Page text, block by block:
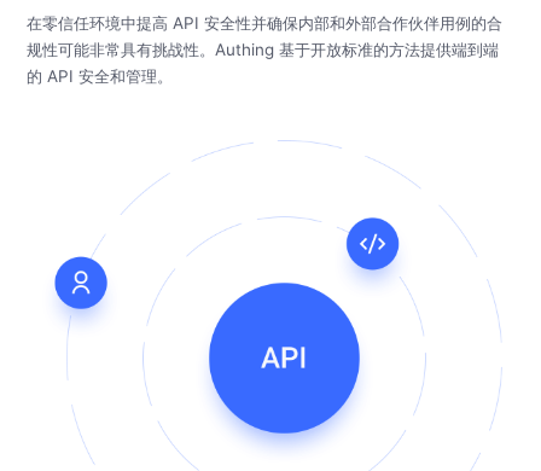
在零信任环境中提高 API 安全性并确保内部和外部合作伙伴用例的合
规性可能非常具有挑战性。Authing 基于开放标准的方法提供端到端
的 API 安全和管理。